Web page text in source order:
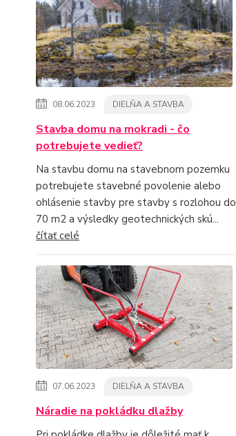
08.06.2023 DIELŇA A STAVBA
Stavba domu na mokradi - čo
potrebujete vedieť?
Na stavbu domu na stavebnom pozemku
potrebujete stavebné povolenie alebo
ohlásenie stavby pre stavby s rozlohou do
70 m2 a výsledky geotechnických skú...
čítať celé
07.06.2023 DIELŇA A STAVBA
Náradie na pokládku dlažby